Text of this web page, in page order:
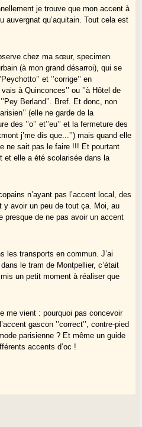
je trouve que mon accent à
auvergnat qu’aquitain. Tout cela est
chez ma sœur, specimen
(à mon grand désarroi), qui se
et ’’corrige’’ en
à Quinconces’’ ou ’’à Hôtel de
Berland’’. Bref. Et donc, non
(elle ne garde de la
’’o’’ et’’eu’’ et la fermeture des
j’me dis que...’’) mais quand elle
ne sait pas le faire !!! Et pourtant
et elle a été scolarisée dans la
n’ayant pas l’accent local, des
y avoir un peu de tout ça. Moi, au
presque de ne pas avoir un accent
les transports en commun. J’ai
le tram de Montpellier, c’était
un petit moment à réaliser que
me vient : pourquoi pas concevoir
gascon ’’correct’’, contre-pied
parisienne ? Et même un guide
accents d’oc !